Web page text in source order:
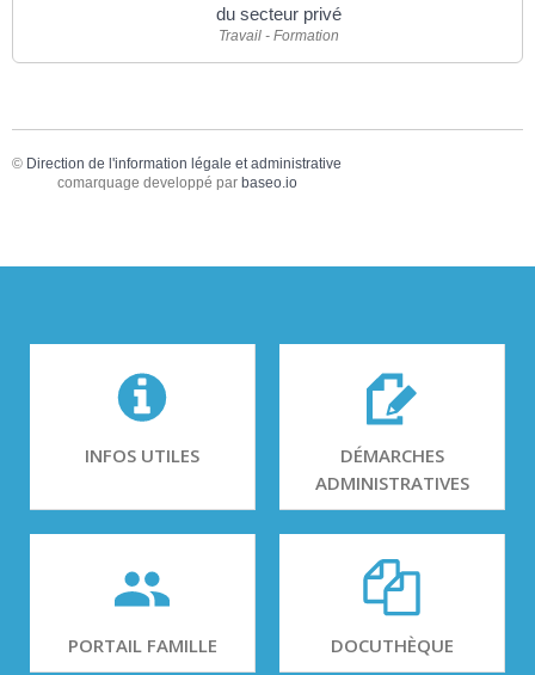
du secteur privé
Travail - Formation
© Direction de l'information légale et administrative
comarquage developpé par baseo.io
INFOS UTILES
DÉMARCHES
ADMINISTRATIVES
PORTAIL FAMILLE DOCUTHÈQUE